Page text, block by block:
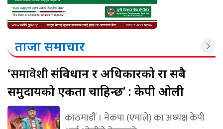
ताजा समाचार
‘समावेशीसंविधान र अधिकारको रक्षा सबै
समुदायको एकता चाहिन्छ’ : केपी ओली
काठमाडौं । नेकपा (एमाले) का अध्यक्ष केपी